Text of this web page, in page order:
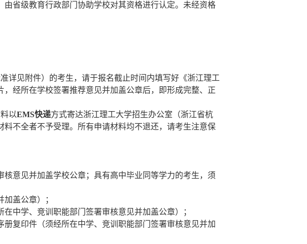
省级教育行政部门协助学校对其资格进行认定。未经资格
详见附件）的考生，请于报名截止时间内填写好《浙江理工
经所在学校签署推荐意见并加盖公章后，即形成完整、正
以EMS快递方式寄达浙江理工大学招生办公室（浙江省杭
料不全者不予受理。所有申请材料均不退还，请考生注意保
意见并加盖学校公章；具有高中毕业同等学力的考生，须
盖公章）；
中学、竞训职能部门签署审核意见并加盖公章）；
复印件（须经所在中学、竞训职能部门签署审核意见并加